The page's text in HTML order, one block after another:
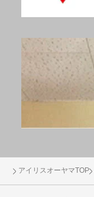
アイリスオーヤマTOP